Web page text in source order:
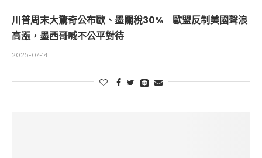
川普周末大驚奇公布歐、墨關稅30% 歐盟反制美國聲浪
高漲，墨西哥喊不公平對待
2025-07-14